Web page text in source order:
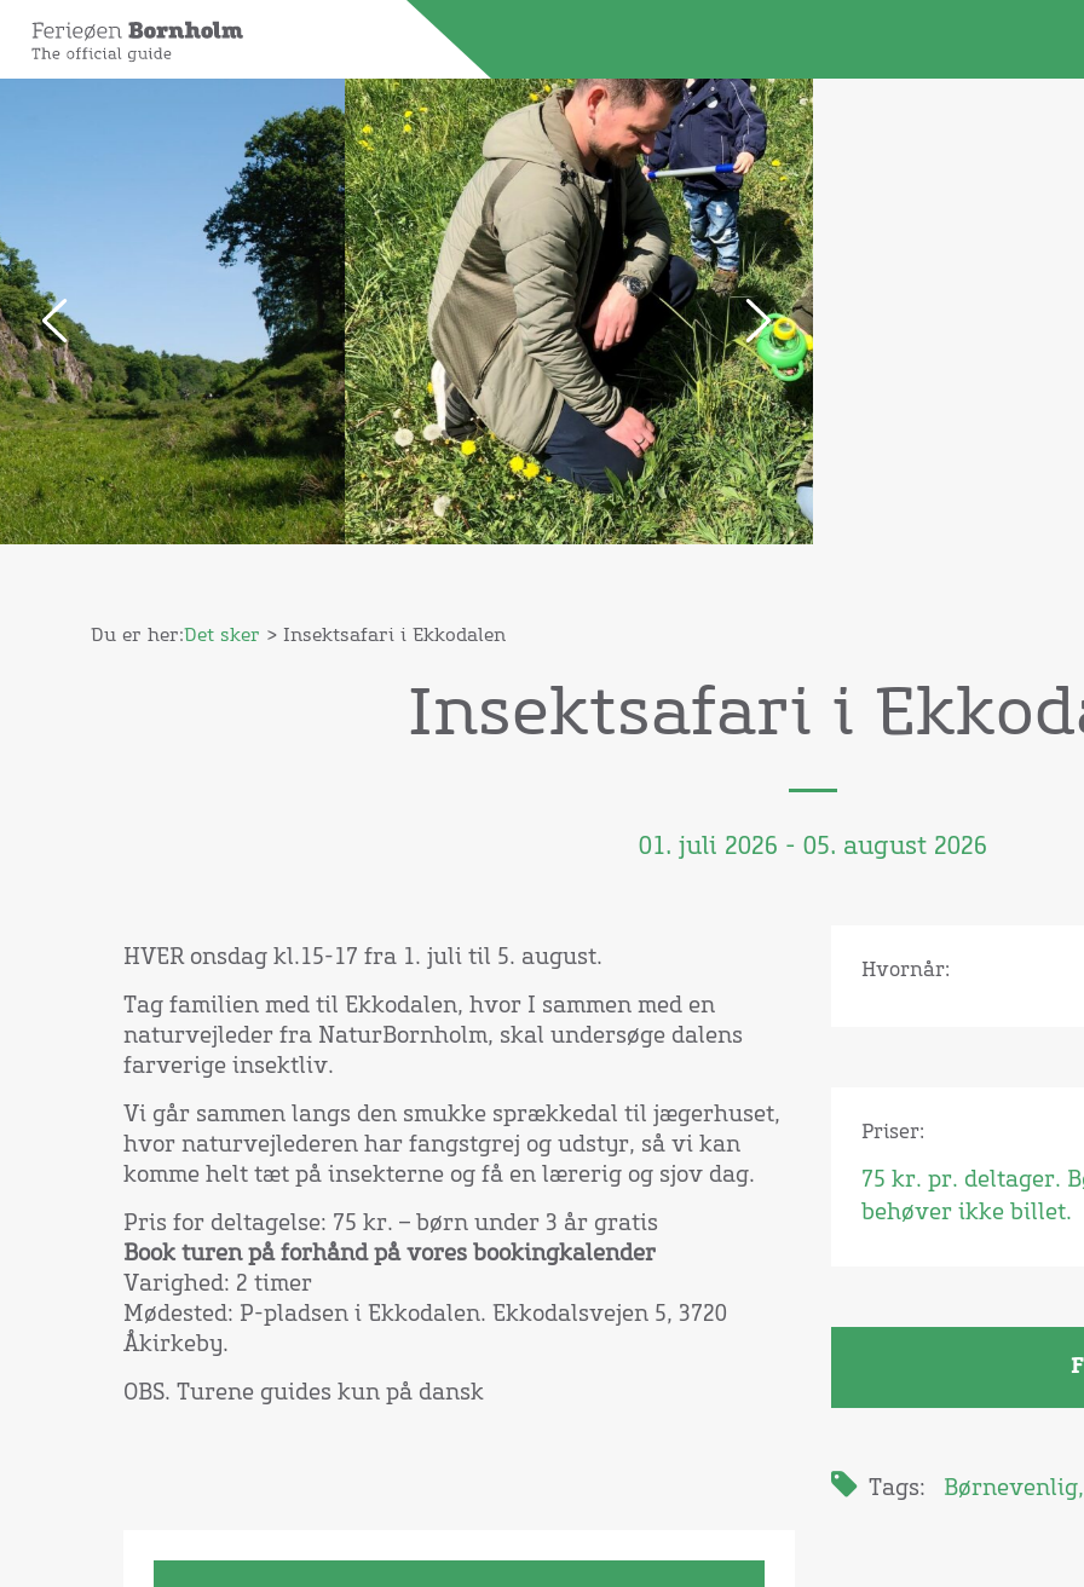
Du er her:Det sker > Insektsafari i Ekkodalen
Insektsafari i
01. juli 2026 - 05. august 2026
HVER onsdag kl.15-17 fra 1. juli til 5. august.
Tag familien med til Ekkodalen, hvor I sammen med en
naturvejleder fra NaturBornholm, skal undersøge dalens
farverige insektliv.
Vi går sammen langs den smukke sprækkedal til jægerhuset,
hvor naturvejlederen har fangstgrej og udstyr, så vi kan
komme helt tæt på insekterne og få en lærerig og sjov dag.
Pris for deltagelse: 75 kr. – børn under 3 år gratis
Book turen på forhånd på vores bookingkalender
Varighed: 2 timer
Mødested: P-pladsen i Ekkodalen. Ekkodalsvejen 5, 3720
Åkirkeby.
OBS. Turene guides kun på dansk
Hvornår:
Priser:
75 kr. pr. deltager.
behøver ikke billet.
Tags: Børnevenlig